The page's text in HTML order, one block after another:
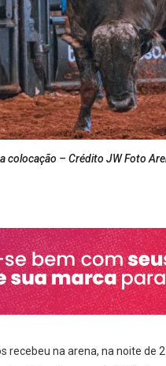
colocação – Crédito JW Foto
recebeu na arena, na noite de